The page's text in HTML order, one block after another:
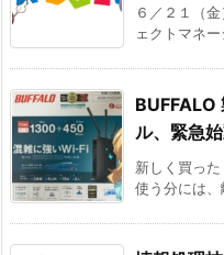
６／２１（
ェクトマネ
ル、緊急
新しく買っ
使う分には